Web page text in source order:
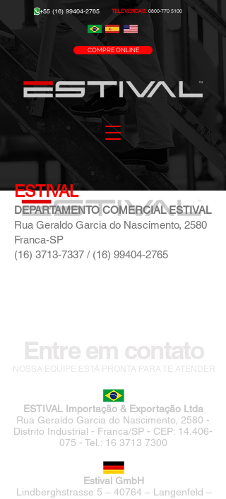
+55 (16) 99404-2765 TELEVENDAS: 0800-770 5100
COMPRE ONLINE
ESTIVAL
DEPARTAMENTO COMERCIAL ESTIVAL
Rua Geraldo Garcia do Nascimento, 2580
Franca-SP
(16) 3713-7337 / (16) 99404-2765
Entre em contato
NOSSA EQUIPE ESTÁ PRONTA PARA TE ATENDER
ESTIVAL Importação & Exportação Ltda
Rua Geraldo Garcia do Nascimento, 2580 -
Distrito Industrial - Franca/SP - CEP: 14.406-
075 - Tel.: 16 3713 7300
Estival GmbH
Lindberghstrasse 5 – 40764 – Langenfeld –